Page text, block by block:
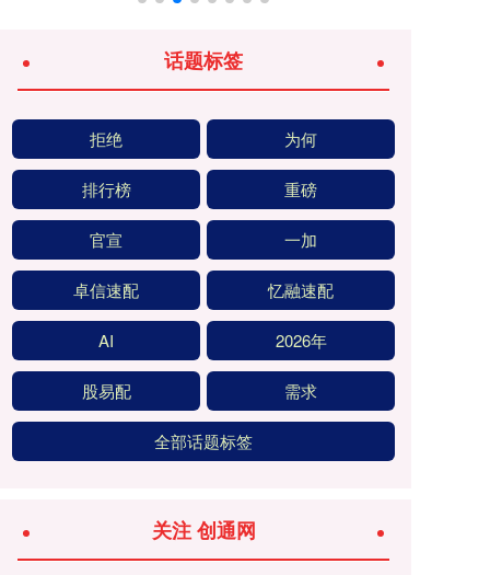
话题标签
拒绝 为何
排行榜 重磅
官宣 一加
卓信速配 忆融速配
AI 2026年
股易配 需求
全部话题标签
关注 创通网